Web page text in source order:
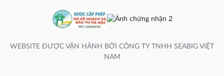
WEBSITE ĐƯỢC VẬN HÀNH BỞI CÔNG TY TNHH SEABIG VIỆT
NAM